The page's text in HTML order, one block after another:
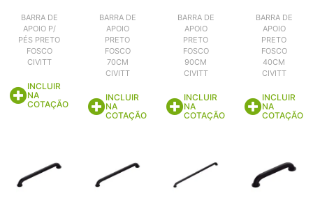
BARRA DE
APOIO P/
PÉS PRETO
FOSCO
CIVITT
INCLUIR
NA
COTAÇÃO
BARRA DE
APOIO
PRETO
FOSCO
70CM
CIVITT
INCLUIR
NA
COTAÇÃO
BARRA DE
APOIO
PRETO
FOSCO
90CM
CIVITT
INCLUIR
NA
COTAÇÃO
BARRA DE
APOIO
PRETO
FOSCO
40CM
CIVITT
INCLUIR
NA
COTAÇÃO